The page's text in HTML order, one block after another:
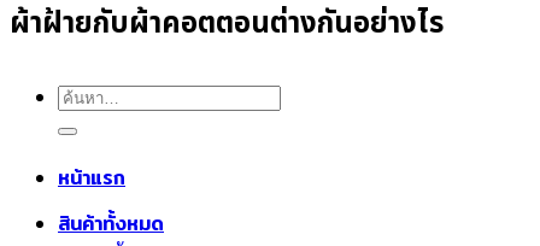
ค้นหา:
หน้าแรก
สินค้าทั้งหมด
ผ้าฝ้ายกับผ้าคอตตอนต่างกันอย่างไร